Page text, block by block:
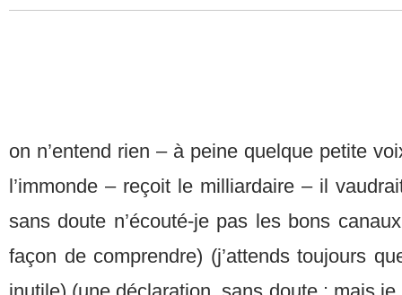
on n’entend rien – à peine quelque petite
l’immonde – reçoit le milliardaire – il
sans doute n’écouté-je pas les bons
façon de comprendre) (j’attends toujours